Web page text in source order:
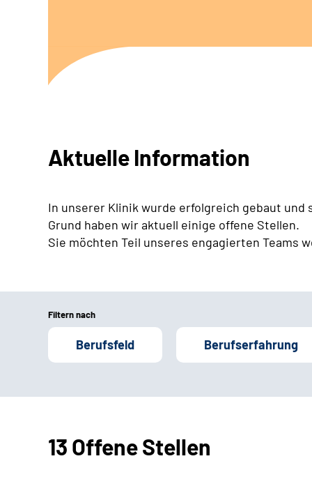
Aktuelle Information
In unserer Klinik wurde erfolgreich gebaut und
Grund haben wir aktuell einige offene Stellen.
Sie möchten Teil unseres engagierten Teams
Filtern nach
Berufsfeld Berufserfahrung
13 Offene Stellen